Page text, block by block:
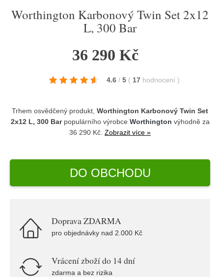
Worthington Karbonový Twin Set 2x12
L, 300 Bar
36 290 Kč
4.6 / 5 ( 17 hodnocení )
Trhem osvědčený produkt, Worthington Karbonový Twin Set
2x12 L, 300 Barpopulárního výrobce Worthington výhodně za
36 290 Kč. Zobrazit více »
DO OBCHODU
Doprava ZDARMA
pro objednávky nad 2.000 Kč
Vrácení zboží do 14 dní
zdarma a bez rizika